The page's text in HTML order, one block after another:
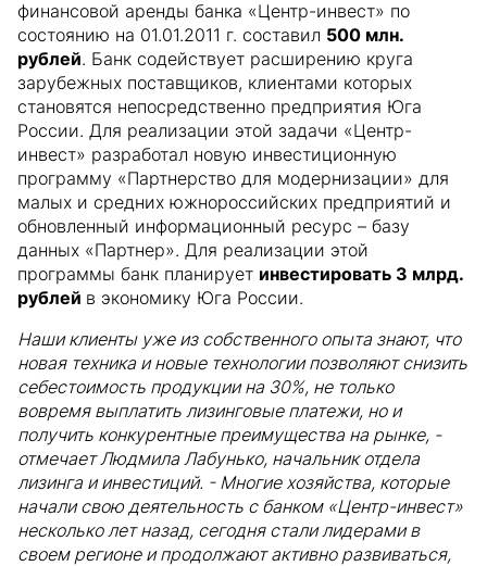
финансовой аренды банка «Центр-инвест» по
состоянию на 01.01.2011 г. составил 500 млн.
рублей. Банк содействует расширению круга
зарубежных поставщиков, клиентами которых
становятся непосредственно предприятия Юга
России. Для реализации этой задачи «Центр-
инвест» разработал новую инвестиционную
программу «Партнерство для модернизации» для
малых и средних южнороссийских предприятий и
обновленный информационный ресурс – базу
данных «Партнер». Для реализации этой
программы банк планирует инвестировать 3 млрд.
рублей в экономику Юга России.
Наши клиенты уже из собственного опыта знают, что
новая техника и новые технологии позволяют снизить
себестоимость продукции на 30%, не только
вовремя выплатить лизинговые платежи, но и
получить конкурентные преимущества на рынке, -
отмечает Людмила Лабунько, начальник отдела
лизинга и инвестиций. - Многие хозяйства, которые
начали свою деятельность с банком «Центр-инвест»
несколько лет назад, сегодня стали лидерами в
своем регионе и продолжают активно развиваться,